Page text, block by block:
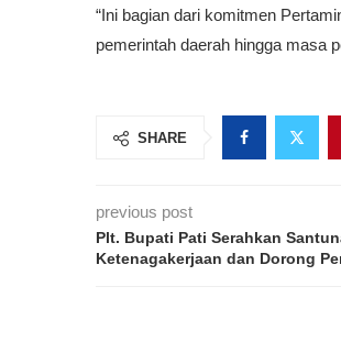
“Ini bagian dari komitmen
pemerintah daerah hingga masa
SHARE
previous post
Plt. Bupati Pati Serahkan
Ketenagakerjaan dan Dorong